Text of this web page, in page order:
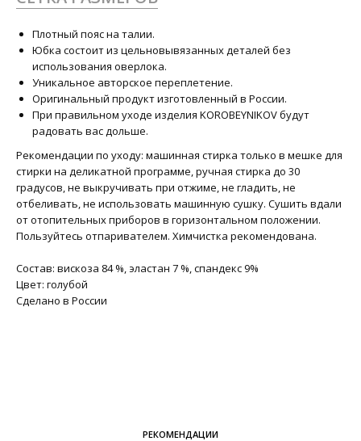
Плотный пояс на талии.
Юбка состоит из цельновывязанных деталей без
использования оверлока.
Уникальное авторское переплетение.
Оригинальный продукт изготовленный в России.
При правильном уходе изделия KOROBEYNIKOV будут
радовать вас дольше.
Рекомендации по уходу: машинная стирка только в мешке для
стирки на деликатной программе, ручная стирка до 30
градусов, не выкручивать при отжиме, не гладить, не
отбеливать, не использовать машинную сушку. Сушить вдали
от отопительных приборов в горизонтальном положении.
Пользуйтесь отпаривателем. Химчистка рекомендована.
Состав: вискоза 84 %, эластан 7 %, спандекс 9%
Цвет: голубой
Сделано в России
РЕКОМЕНДАЦИИ